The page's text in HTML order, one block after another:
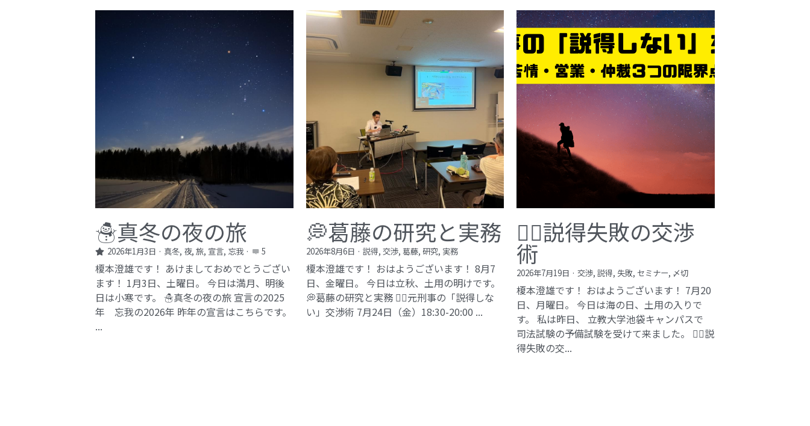
☃️真冬の夜の旅
2026年1月3日 · 真冬, 夜, 旅, 宣言, 忘我· 5
榎本澄雄です！ あけましておめでとうござい
ます！ 1月3日、土曜日。 今日は満月、明後
日は小寒です。 ☃️真冬の夜の旅 宣言の2025
年 忘我の2026年​ 昨年の宣言はこちらです。
...
💭葛藤の研究と実務
2026年8月6日 · 説得, 交渉, 葛藤, 研究, 実務
榎本澄雄です！ おはようございます！ 8月7
日、金曜日。 今日は立秋、土用の明けです。
💭葛藤の研究と実務 🕵️‍♂️元刑事の「説得しな
い」交渉術​ 7月24日（金）18:30-20:00 ...
🕵️‍♂️説得失敗の交渉
術
2026年7月19日 · 交渉, 説得, 失敗, セミナー, 〆切
榎本澄雄です！ おはようございます！ 7月20
日、月曜日。 今日は海の日、土用の入りで
す。 私は昨日、 立教大学池袋キャンパスで
司法試験の予備試験を受けて来ました。 🕵️‍♂️説
得失敗の交...